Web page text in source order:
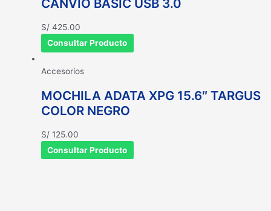
CANVIO BASIC USB 3.0
S/ 425.00
Consultar Producto
Accesorios
MOCHILA ADATA XPG 15.6″ TARGUS
COLOR NEGRO
S/ 125.00
Consultar Producto